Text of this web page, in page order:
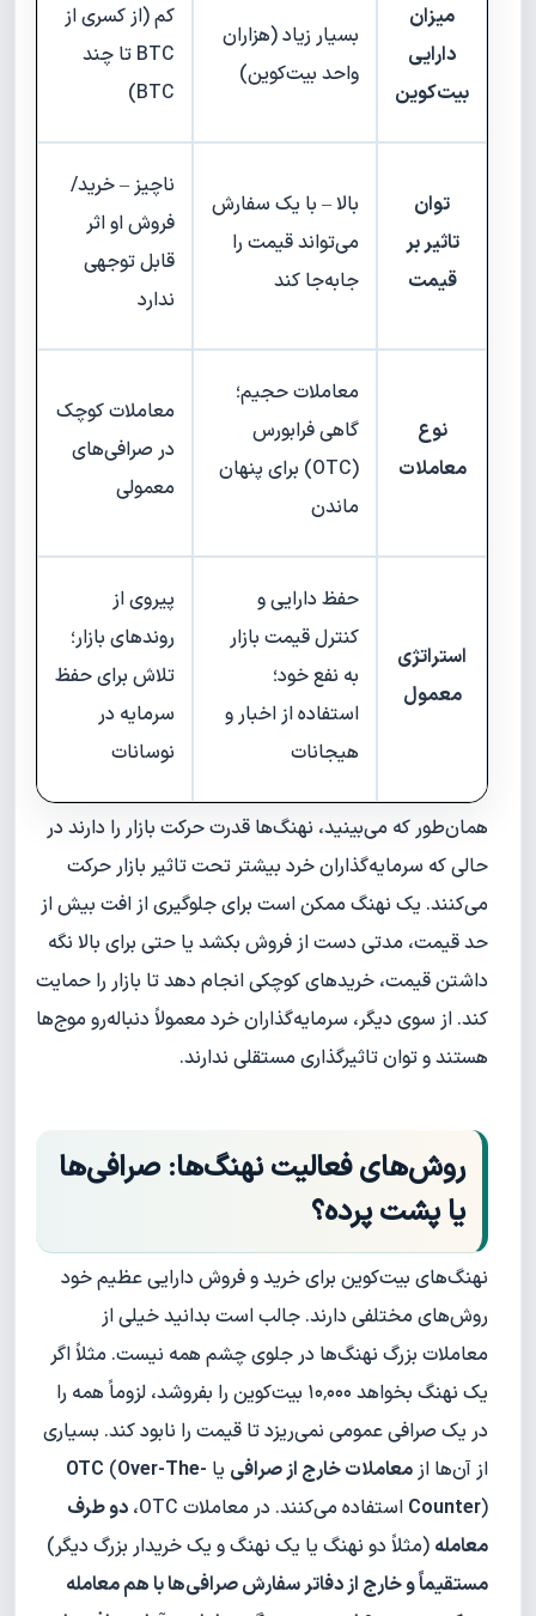
میزان
دارایی
بیت‌کوین
بسیار زیاد (هزاران
واحد بیت‌کوین)
کم (از کسری از
BTC تا چند
BTC)
توان
تاثیر بر
قیمت
بالا – با یک سفارش
می‌تواند قیمت را
جابه‌جا کند
ناچیز – خرید/
فروش او اثر
قابل توجهی
ندارد
نوع
معاملات
معاملات حجیم؛
گاهی فرابورس
(OTC) برای پنهان
ماندن
معاملات کوچک
در صرافی‌های
معمولی
استراتژی
معمول
حفظ دارایی و
کنترل قیمت بازار
به نفع خود؛
استفاده از اخبار و
هیجانات
پیروی از
روندهای بازار؛
تلاش برای حفظ
سرمایه در
نوسانات
همان‌طور که می‌بینید، نهنگ‌ها قدرت حرکت بازار را دارند در
حالی که سرمایه‌گذاران خرد بیشتر تحت تاثیر بازار حرکت
می‌کنند. یک نهنگ ممکن است برای جلوگیری از افت بیش از
حد قیمت، مدتی دست از فروش بکشد یا حتی برای بالا نگه
داشتن قیمت، خریدهای کوچکی انجام دهد تا بازار را حمایت
کند. از سوی دیگر، سرمایه‌گذاران خرد معمولاً دنباله‌رو موج‌ها
هستند و توان تاثیرگذاری مستقلی ندارند.
روش‌های فعالیت نهنگ‌ها: صرافی‌ها
یا پشت پرده؟
نهنگ‌های بیت‌کوین برای خرید و فروش دارایی عظیم خود
روش‌های مختلفی دارند. جالب است بدانید خیلی از
معاملات بزرگ نهنگ‌ها در جلوی چشم همه نیست. مثلاً اگر
یک نهنگ بخواهد ۱۰٬۰۰۰ بیت‌کوین را بفروشد، لزوماً همه را
در یک صرافی عمومی نمی‌ریزد تا قیمت را نابود کند. بسیاری
از آن‌ها ازمعاملات خارج از صرافی یا OTC (Over-The-
Counter) استفاده می‌کنند. در معاملات OTC،
دو طرف
معامله (مثلاً دو نهنگ یا یک نهنگ و یک خریدار بزرگ دیگر)
مستقیماً و خارج از دفاتر سفارش صرافی‌ها با هم معامله